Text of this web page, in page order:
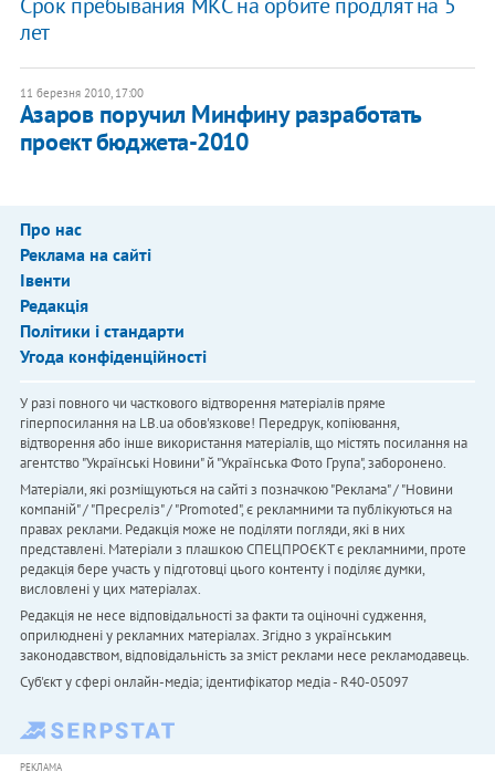
лет
11 березня 2010, 17:00
Азаров поручил Минфину разработать
проект бюджета-2010
Про нас
Реклама на сайті
Івенти
Редакція
Політики і стандарти
Угода конфіденційності
У разі повного чи часткового відтворення матеріалів пряме
гіперпосилання на LB.ua обов'язкове! Передрук, копіювання,
відтворення або інше використання матеріалів, що містять посилання на
агентство "Українськi Новини" й "Українська Фото Група", заборонено.
Матеріали, які розміщуються на сайті з позначкою "Реклама" / "Новини
компаній" / "Пресреліз" / "Promoted", є рекламними та публікуються на
правах реклами. Редакція може не поділяти погляди, які в них
представлені. Матеріали з плашкою СПЕЦПРОЄКТ є рекламними, проте
редакція бере участь у підготовці цього контенту і поділяє думки,
висловлені у цих матеріалах.
Редакція не несе відповідальності за факти та оціночні судження,
оприлюднені у рекламних матеріалах. Згідно з українським
законодавством, відповідальність за зміст реклами несе рекламодавець.
Cуб'єкт у сфері онлайн-медіа; ідентифікатор медіа - R40-05097
РЕКЛАМА